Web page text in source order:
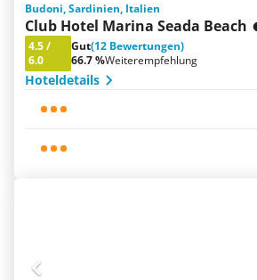
Budoni, Sardinien, Italien
Club Hotel Marina Seada Beach
4.5/
6.0
Gut(12 Bewertungen)
66.7 %Weiterempfehlung
Hoteldetails